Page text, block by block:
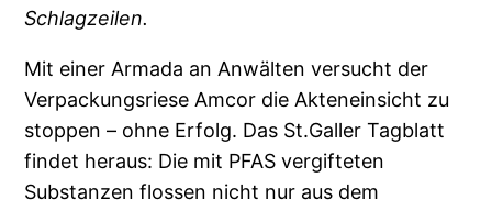
Schlagzeilen.
Mit einer Armada an Anwälten versucht der
Verpackungsriese Amcor die Akteneinsicht zu
stoppen – ohne Erfolg. Das St.Galler Tagblatt
findet heraus: Die mit PFAS vergifteten
Substanzen flossen nicht nur aus dem